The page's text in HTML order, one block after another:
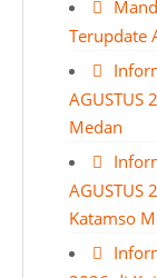
Terupdate
AGUSTUS
Medan
AGUSTUS
Katamso